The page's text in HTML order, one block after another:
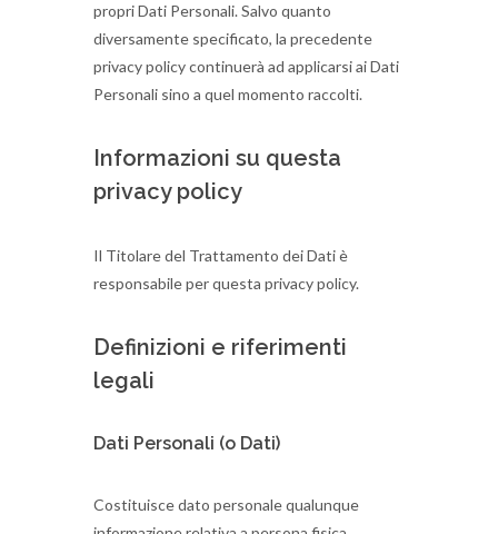
propri Dati Personali. Salvo quanto
diversamente specificato, la precedente
privacy policy continuerà ad applicarsi ai Dati
Personali sino a quel momento raccolti.
Informazioni su questa
privacy policy
Il Titolare del Trattamento dei Dati è
responsabile per questa privacy policy.
Definizioni e riferimenti
legali
Dati Personali (o Dati)
Costituisce dato personale qualunque